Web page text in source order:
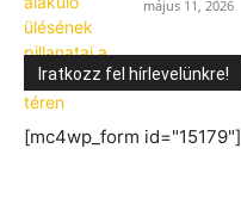
május 11, 2026
Iratkozz fel hírlevelünkre!
[mc4wp_form id="15179"]